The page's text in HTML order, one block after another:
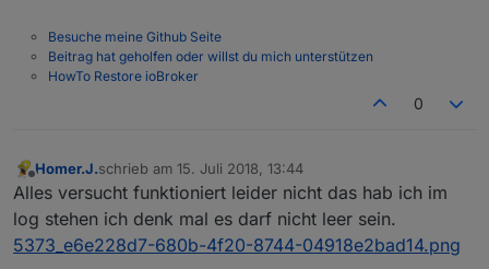
Besuche meine Github Seite
Beitrag hat geholfen oder willst du mich unterstützen
HowTo Restore ioBroker
0
Offline
Homer.J.schrieb am 15. Juli 2018, 13:44
zuletzt editiert von
Alles versucht funktioniert leider nicht das hab ich im
log stehen ich denk mal es darf nicht leer sein.
5373_e6e228d7-680b-4f20-8744-04918e2bad14.png